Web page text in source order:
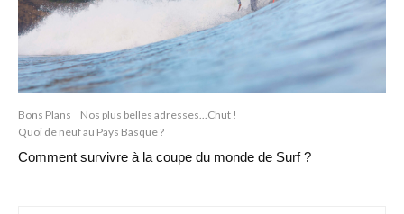
Bons Plans
Nos plus belles adresses...Chut !
Quoi de neuf au Pays Basque ?
Comment survivre à la coupe du monde de Surf ?